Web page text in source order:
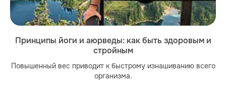
Принципы йоги и аюрведы: как быть здоровым и
стройным
Повышенный вес приводит к быстрому изнашиванию всего
организма.